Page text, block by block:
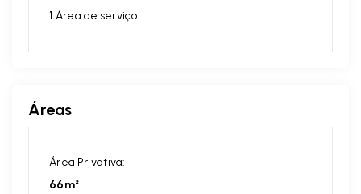
1 Área de serviço
Áreas
Área Privativa:
66m²